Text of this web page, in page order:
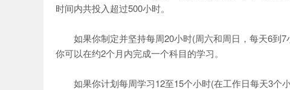
时间内共投入超过500小时。
如果你制定并坚持每周20小时(周六和周日，每天6到7
你可以在约2个月内完成一个科目的学习。
如果你计划每周学习12至15个小时(在工作日每天3个